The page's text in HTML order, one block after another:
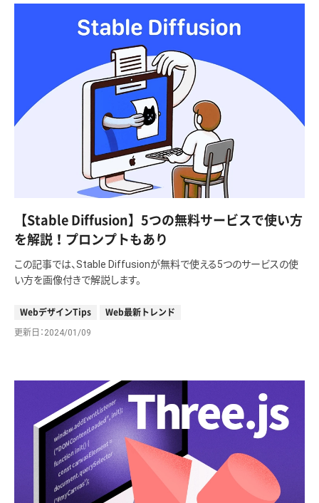
【Stable Diffusion】5つの無料サービスで使い方
を解説！プロンプトもあり
この記事では、Stable Diffusionが無料で使える5つのサービスの使
い方を画像付きで解説します。
WebデザインTips Web最新トレンド
更新日 2024/01/09